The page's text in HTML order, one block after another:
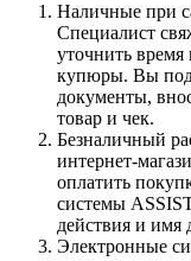
Наличные при
Специалист
уточнить время
купюры. Вы
документы,
товар и чек.
Безналичный
интернет-
оплатить
системы
действия и имя
Электронные